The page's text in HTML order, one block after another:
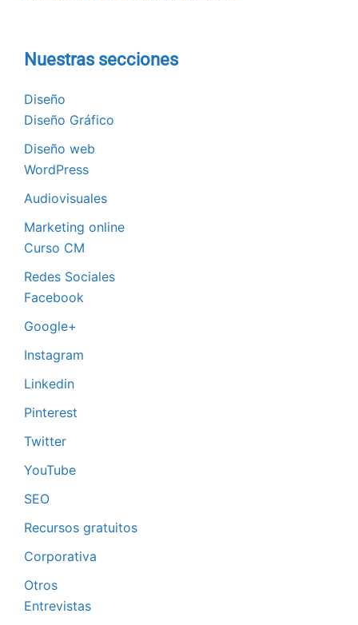
Nuestras secciones
Diseño
Diseño Gráfico
Diseño web
WordPress
Audiovisuales
Marketing online
Curso CM
Redes Sociales
Facebook
Google+
Instagram
Linkedin
Pinterest
Twitter
YouTube
SEO
Recursos gratuitos
Corporativa
Otros
Entrevistas